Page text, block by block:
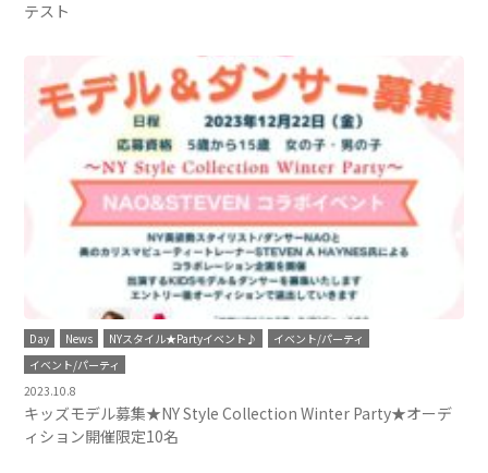
テスト
Day News NYスタイル★Partyイベント♪
イベント/パーティ
イベント/パーティ
2023.10.8
キッズモデル募集★NY Style Collection Winter Party★オーデ
ィション開催限定10名